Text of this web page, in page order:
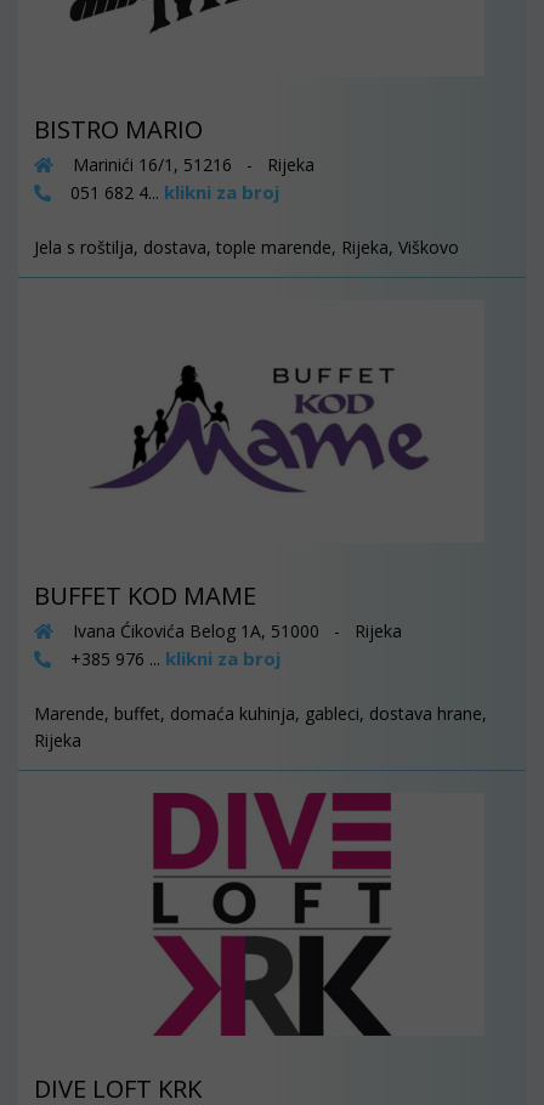
BISTRO MARIO
Marinići 16/1, 51216 - Rijeka
051 682 4... klikni za broj
Jela s roštilja, dostava, tople marende, Rijeka, Viškovo
BUFFET KOD MAME
Ivana Ćikovića Belog 1A, 51000 - Rijeka
+385 976 ... klikni za broj
Marende, buffet, domaća kuhinja, gableci, dostava hrane,
Rijeka
DIVE LOFT KRK